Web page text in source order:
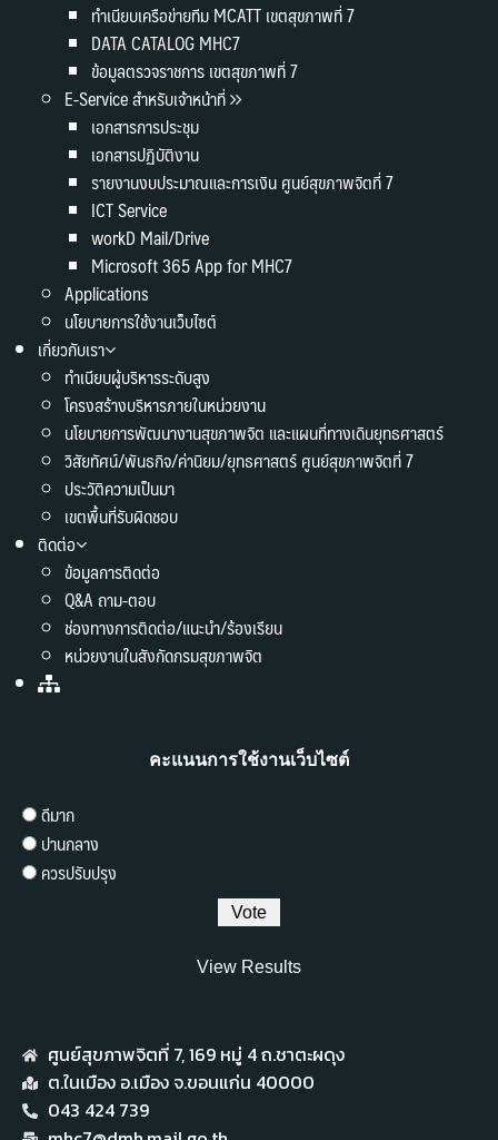
ทำเนียบเครือข่ายทีม MCATT เขตสุขภาพที่ 7
DATA CATALOG MHC7
ข้อมูลตรวจราชการ เขตสุขภาพที่ 7
E-Service สำหรับเจ้าหน้าที่
เอกสารการประชุม
เอกสารปฏิบัติงาน
รายงานงบประมาณและการเงิน ศูนย์สุขภาพจิตที่ 7
ICT Service
workD Mail/Drive
Microsoft 365 App for MHC7
Applications
นโยบายการใช้งานเว็บไซต์
เกี่ยวกับเรา
ทำเนียบผู้บริหารระดับสูง
โครงสร้างบริหารภายในหน่วยงาน
นโยบายการพัฒนางานสุขภาพจิต และแผนที่ทางเดินยุทธศาสตร์
วิสัยทัศน์/พันธกิจ/ค่านิยม/ยุทธศาสตร์ ศูนย์สุขภาพจิตที่ 7
ประวัติความเป็นมา
เขตพื้นที่รับผิดชอบ
ติดต่อ
ข้อมูลการติดต่อ
Q&A ถาม-ตอบ
ช่องทางการติดต่อ/แนะนำ/ร้องเรียน
หน่วยงานในสังกัดกรมสุขภาพจิต
คะแนนการใช้งานเว็บไซต์
ดีมาก
ปานกลาง
ควรปรับปรุง
View Results
ศูนย์สุขภาพจิตที่ 7,​ 169 หมู่ 4 ถ.ชาตะผดุง
ต.ในเมือง อ.เมือง จ.ขอนแก่น 40000
043 424 739